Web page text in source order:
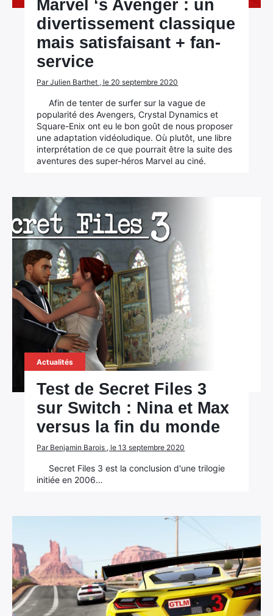
Marvel ‘s Avenger : un
divertissement classique
mais satisfaisant + fan-
service
Par Julien Barthet , le 20 septembre 2020
Afin de tenter de surfer sur la vague de
popularité des Avengers, Crystal Dynamics et
Square-Enix ont eu le bon goût de nous proposer
une adaptation vidéoludique. Où plutôt, une libre
interprétation de ce que pourrait être la suite des
aventures des super-héros Marvel au ciné.
Actualités
Test de Secret Files 3
sur Switch : Nina et Max
versus la fin du monde
Par Benjamin Barois , le 13 septembre 2020
Secret Files 3 est la conclusion d'une trilogie
initiée en 2006…